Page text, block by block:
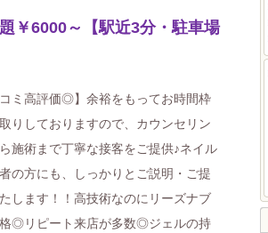
￥6000～【駅近3分・駐車場
コミ高評価◎】余裕をもってお時間枠
りしておりますので、カウンセリン
施術まで丁寧な接客をご提供♪ネイル
の方にも、しっかりとご説明・ご提
します！！高技術なのにリーズナブ
◎リピート来店が多数◎ジェルの持